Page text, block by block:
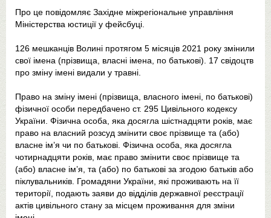
Про це повідомляє Західне міжрегіональне управління
Міністерства юстиції у фейсбуці.
126 мешканців Волині протягом 5 місяців 2021 року змінили
свої імена (прізвища, власні імена, по батькові). 17 свідоцтв
про зміну імені видали у травні.
Право на зміну імені (прізвища, власного імені, по батькові)
фізичної особи передбачено ст. 295 Цивільного кодексу
України. Фізична особа, яка досягла шістнадцяти років, має
право на власний розсуд змінити своє прізвище та (або)
власне ім’я чи по батькові. Фізична особа, яка досягла
чотирнадцяти років, має право змінити своє прізвище та
(або) власне ім’я, та (або) по батькові за згодою батьків або
піклувальників. Громадяни України, які проживають на її
території, подають заяви до відділів державної реєстрації
актів цивільного стану за місцем проживання для зміни